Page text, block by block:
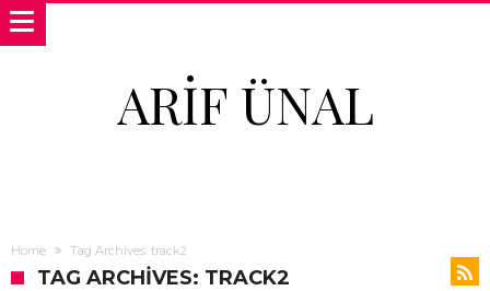
ARIF ÜNAL
Home Tag Archives: track2
TAG ARCHIVES: TRACK2